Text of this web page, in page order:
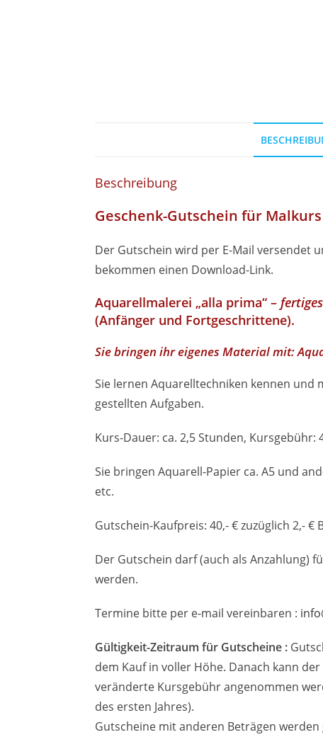
Beschreibung
Geschenk-Gutschein für
Der Gutschein wird per E-Mail versendet
bekommen einen Download-Link.
Aquarellmalerei „alla prima“ –
(Anfänger und Fortgeschrittene).
Sie bringen ihr eigenes Material mit:
Sie lernen Aquarelltechniken kennen und
gestellten Aufgaben.
Kurs-Dauer: ca. 2,5 Stunden, Kursgebühr:
Sie bringen Aquarell-Papier ca. A5 und
etc.
Gutschein-Kaufpreis: 40,- € zuzüglich 2,- €
Der Gutschein darf (auch als Anzahlung)
werden.
Termine bitte per e-mail vereinbaren :
Gültigkeit-Zeitraum für Gutscheine :
dem Kauf in voller Höhe. Danach kann
veränderte Kursgebühr angenommen
des ersten Jahres).
Gutscheine mit anderen Beträgen